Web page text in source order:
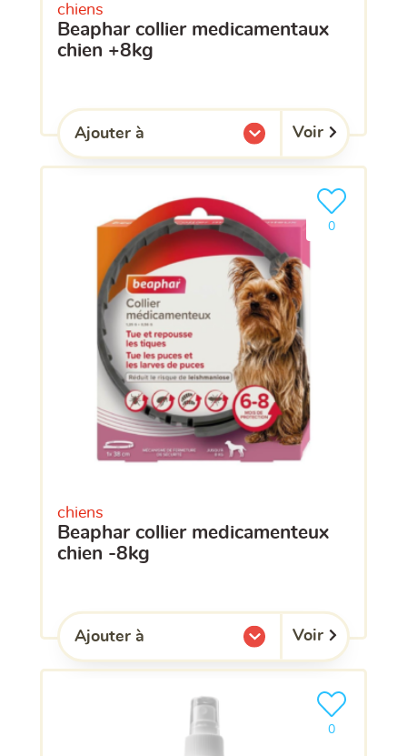
chiens
beaphar collier medicamentaux
chien +8kg
Ajouter à
l'une de mes listes. Voir
chiens
beaphar collier medicamenteux
chien -8kg
0
Ajouter le
clients ont
Ajouter à
l'une de mes listes. Voir
0
Ajouter le
clients ont